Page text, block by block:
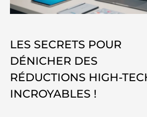
LES SECRETS POUR
DÉNICHER DES
RÉDUCTIONS HIGH-
INCROYABLES !